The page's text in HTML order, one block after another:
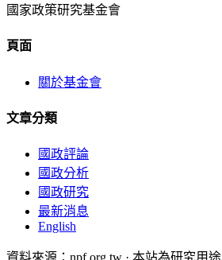
國家政策研究基金會
頁面
關於基金會
文章分類
國政評論
國政分析
國政研究
最新消息
English